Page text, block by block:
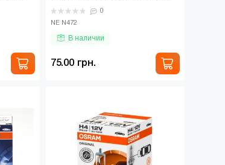
галогенная лампа NEOLUX ..
0
NE N472
В наличии
75.00 грн.